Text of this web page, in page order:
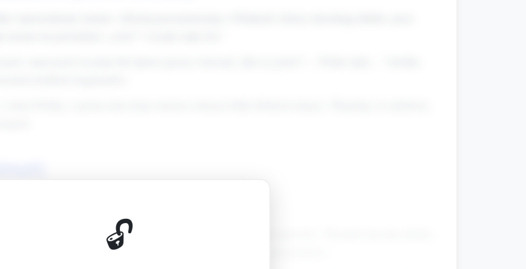
dziecko, które mieszka za granicą. Krótka, prosta opowieść: "Pucinek mieszka daleko.
i za polskimi zabawkami. Chciałby dostać list od kolegów z przedszkola."
🔓